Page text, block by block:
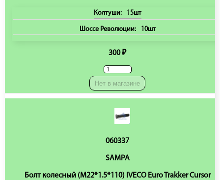
Колтуши: 15шт
Шоссе Революции: 10шт
300 ₽
Нет в магазине
060337
SAMPA
Болт колесный (M22*1.5*110) IVECO Euro Trakker Cursor